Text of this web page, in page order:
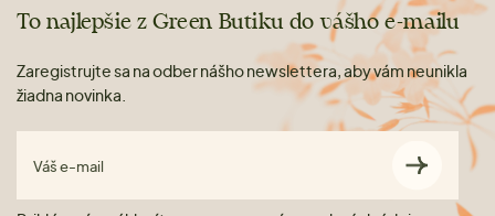
To najlepšie z Green Butiku do vášho e-mailu
Zaregistrujte sa na odber nášho newslettera, aby vám neunikla
žiadna novinka.
Váš e-mail